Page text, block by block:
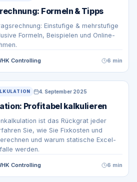
Formeln & Tipps
Einstufige & mehrstufige
Formeln, Beispielen und Online-
Controlling 6 min
4. September 2025
Profitabel kalkulieren
ist das Rückgrat jeder
Sie, wie Sie Fixkosten und
und warum statische Excel-
werden.
Controlling 6 min